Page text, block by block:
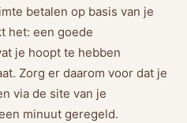
betalen op basis van je
het: een goede
je hoopt te hebben
Zorg er daarom voor dat je
via de site van je
minuut geregeld.